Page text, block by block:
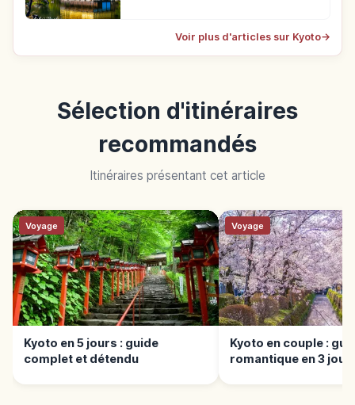
Voir plus d'articles sur Kyoto→
Sélection d'itinéraires
recommandés
Itinéraires présentant cet article
Voyage
Kyoto en 5 jours : guide
complet et détendu
Voyage
Kyoto en couple :
romantique en 3